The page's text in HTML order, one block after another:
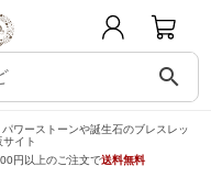
search
ワーストーンや誕生石のブレスレッ
サイト
円以上のご注文で送料無料